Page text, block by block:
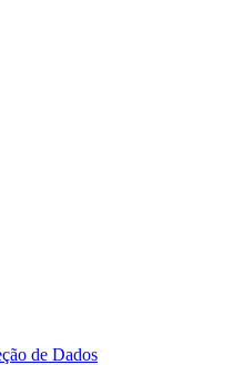
de Dados